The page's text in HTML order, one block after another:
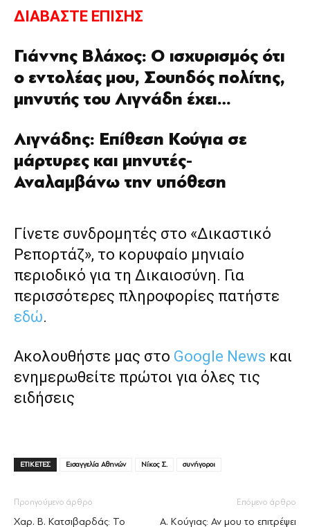
ΔΙΑΒΑΣΤΕ ΕΠΙΣΗΣ
Γιάννης Βλάχος: Ο ισχυρισμός ότι
ο εντολέας μου, Σουηδός πολίτης,
μηνυτής του Λιγνάδη έχει…
Λιγνάδης: Επίθεση Κούγια σε
μάρτυρες και μηνυτές-
Αναλαμβάνω την υπόθεση
Γίνετε συνδρομητές στο «Δικαστικό
Ρεπορτάζ», το κορυφαίο μηνιαίο
περιοδικό για τη Δικαιοσύνη. Για
περισσότερες πληροφορίες πατήστε
εδώ.
Ακολουθήστε μας στο Google News και
ενημερωθείτε πρώτοι για όλες τις
ειδήσεις
ΕΤΙΚΕΤΕΣ Εισαγγελία Αθηνών Νίκος Σ. συνήγοροι
Προηγούμενο άρθρο
Χαρ. Β. Κατσιβαρδάς: Το
Επόμενο άρθρο
Α. Κούγιας: Αν μου το επιτρέψει